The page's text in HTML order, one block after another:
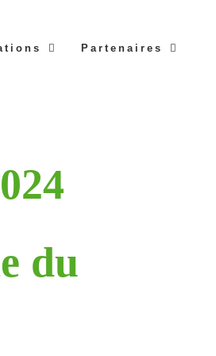
Partenaires
du